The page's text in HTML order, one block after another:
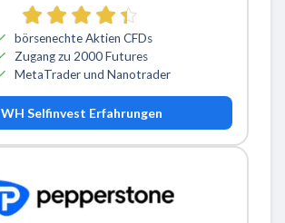
börsenechte Aktien CFDs
Zugang zu 2000 Futures
MetaTrader und Nanotrader
WH Selfinvest Erfahrungen